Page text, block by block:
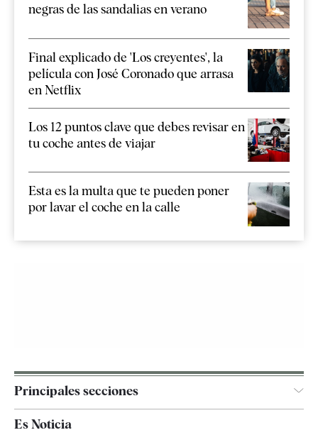
negras de las sandalias en verano
Final explicado de 'Los creyentes', la
película con José Coronado que arrasa
en Netflix
Los 12 puntos clave que debes revisar en
tu coche antes de viajar
Esta es la multa que te pueden poner
por lavar el coche en la calle
Principales secciones
Es Noticia